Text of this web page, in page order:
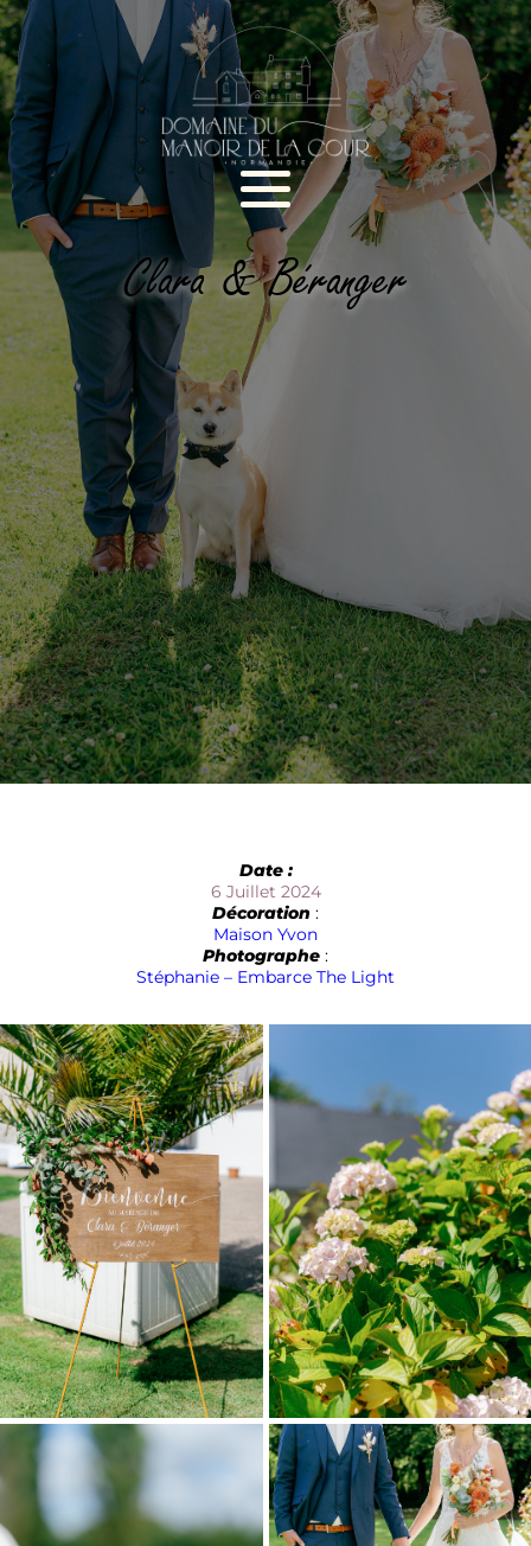
Clara & Béranger
Date :
6 Juillet 2024
Décoration :
Maison Yvon
Photographe :
Stéphanie – Embarce The Light